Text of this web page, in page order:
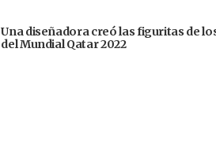
Una diseñadora creó las figuritas de
del Mundial Qatar 2022